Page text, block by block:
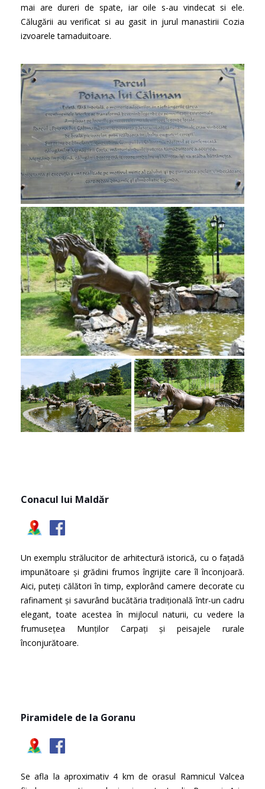
mai are dureri de spate, iar oile s-au vindecat si ele.
Călugării au verificat si au gasit in jurul manastirii Cozia
izvoarele tamaduitoare.
Conacul lui Maldăr
Un exemplu strălucitor de arhitectură istorică, cu o fațadă
impunătoare și grădini frumos îngrijite care îl înconjoară.
Aici, puteți călători în timp, explorând camere decorate cu
rafinament și savurând bucătăria tradițională într-un cadru
elegant, toate acestea în mijlocul naturii, cu vedere la
frumusețea Munților Carpați și peisajele rurale
înconjurătoare.
Piramidele de la Goranu
Se afla la aproximativ 4 km de orasul Ramnicul Valcea